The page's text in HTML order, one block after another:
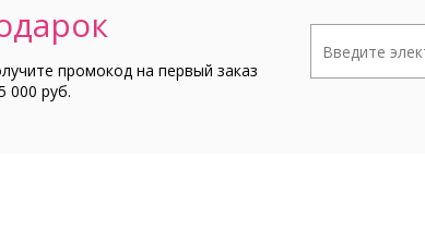
промокод на первый заказ
000 руб.